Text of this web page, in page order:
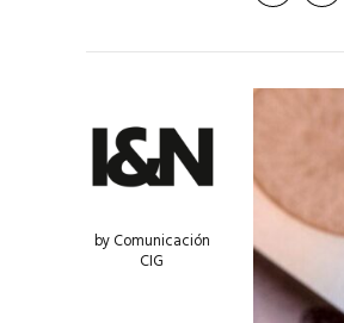
by Comunicación
CIG